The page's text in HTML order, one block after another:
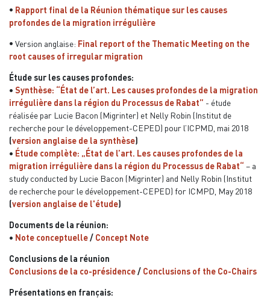
• Rapport final de la Réunion thématique sur les causes
profondes de la migration irrégulière
• Version anglaise: Final report of the Thematic Meeting on the
root causes of irregular migration
Étude sur les causes profondes:
• Synthèse: “État de l’art. Les causes profondes de la migration
irrégulière dans la région du Processus de Rabat” - étude
réalisée par Lucie Bacon (Migrinter) et Nelly Robin (Institut de
recherche pour le développement-CEPED) pour l’ICPMD, mai 2018
(version anglaise de la synthèse)
• Étude complète: „État de l’art. Les causes profondes de la
migration irrégulière dans la région du Processus de Rabat“ – a
study conducted by Lucie Bacon (Migrinter) and Nelly Robin (Institut
de recherche pour le développement-CEPED) for ICMPD, May 2018
(version anglaise de l'étude)
Documents de la réunion:
• Note conceptuelle/ Concept Note
Conclusions de la réunion
Conclusions de la co-présidence/ Conclusions of the Co-Chairs
Présentations en français: